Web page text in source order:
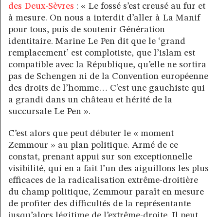
des Deux-Sèvres : « Le fossé s’est creusé au fur et
à mesure. On nous a interdit d’aller à La Manif
pour tous, puis de soutenir Génération
identitaire. Marine Le Pen dit que le ‘grand
remplacement’ est complotiste, que l’islam est
compatible avec la République, qu’elle ne sortira
pas de Schengen ni de la Convention européenne
des droits de l’homme… C’est une gauchiste qui
a grandi dans un château et hérité de la
succursale Le Pen ».
C’est alors que peut débuter le « moment
Zemmour » au plan politique. Armé de ce
constat, prenant appui sur son exceptionnelle
visibilité, qui en a fait l’un des aiguillons les plus
efficaces de la radicalisation extrême-droitière
du champ politique, Zemmour paraît en mesure
de profiter des difficultés de la représentante